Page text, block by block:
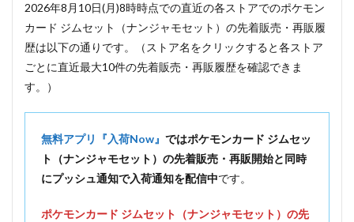
2026年8月10日(月)8時時点での直近の各ストアでのポケモン
カード ジムセット（ナンジャモセット）の先着販売・再販履
歴は以下の通りです。（ストア名をクリックすると各ストア
ごとに直近最大10件の先着販売・再販履歴を確認できま
す。）
無料アプリ『入荷Now』 ではポケモンカード ジムセッ
ト（ナンジャモセット）の先着販売・再販開始と同時
にプッシュ通知で入荷通知を配信中です。
ポケモンカード ジムセット（ナンジャモセット）の先